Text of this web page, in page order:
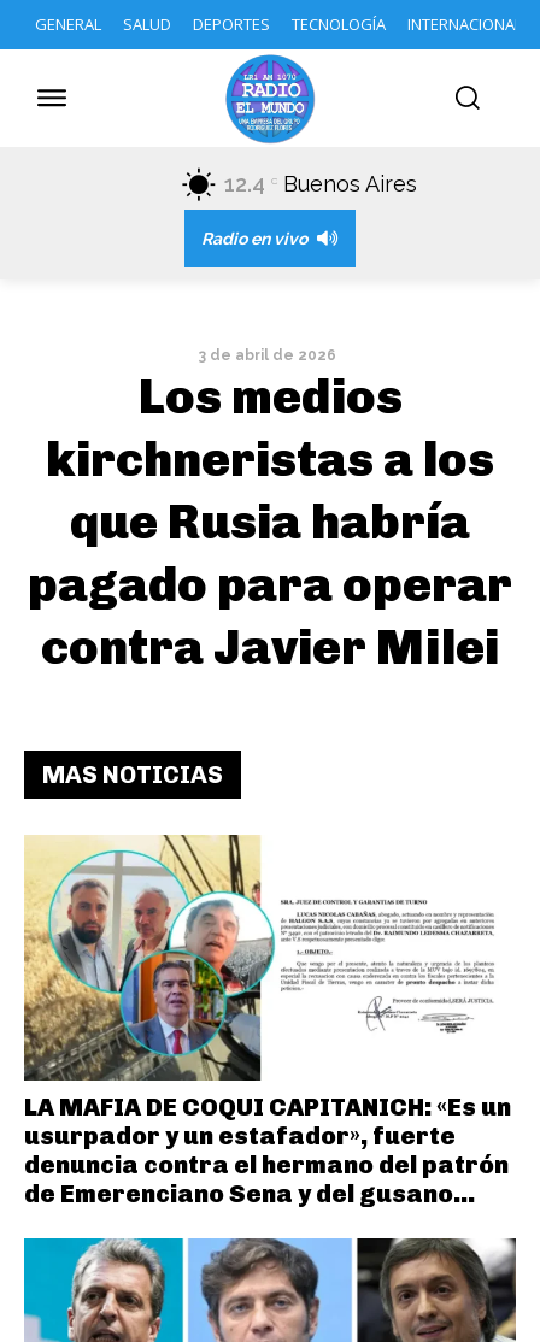
GENERAL SALUD DEPORTES TECNOLOGÍA INTERNACIONAL
12.4 C Buenos Aires
Radio en vivo
3 de abril de 2026
Los medios
kirchneristas a los
que Rusia habría
pagado para operar
contra Javier Milei
MAS NOTICIAS
LA MAFIA DE COQUI CAPITANICH: «Es un
usurpador y un estafador», fuerte
denuncia contra el hermano del patrón
de Emerenciano Sena y del gusano...